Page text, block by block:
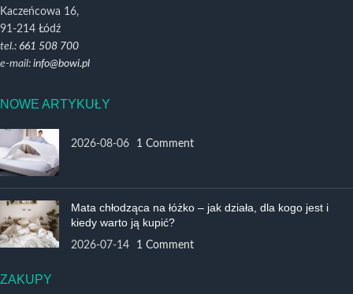
Kaczeńcowa 16,
91-214 Łódź
tel.: 661 508 700
e-mail: info@bowi.pl
NOWE ARTYKUŁY
2026-08-06 1 Comment
Mata chłodząca na łóżko – jak działa, dla kogo jest i
kiedy warto ją kupić?
2026-07-14 1 Comment
ZAKUPY